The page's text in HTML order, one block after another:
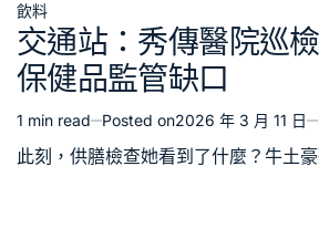
Posted
in
飲料
交通站：秀傳醫院巡
保健品監管缺口
Estimated
read
1 min read Posted on2026 年 3 月 11 日
此刻，供膳檢查她看到了什麼？牛土